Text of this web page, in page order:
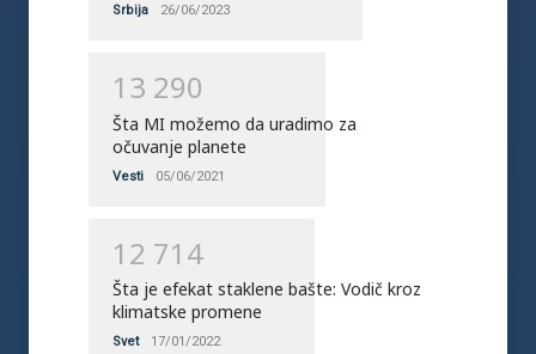
Srbija 26/06/2023
1 3 290
Šta MI možemo da uradimo za
očuvanje planete
Vesti 05/06/2021
1 2 71 4
Šta je efekat staklene bašte: Vodič kroz
klimatske promene
Svet 17/01/2022